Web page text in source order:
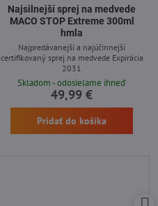
Najsilnejší sprej na medvede
MACO STOP Extreme 300ml
hmla
Najpredávanejší a najúčinnejší
certifikovaný sprej na medvede Expirácia
2031
Skladom - odosielame ihneď
49,99 €
Pridať do košíka